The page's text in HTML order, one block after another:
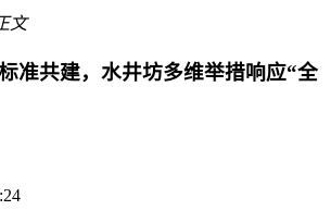
文
准共建，水井坊多维举措响应“全